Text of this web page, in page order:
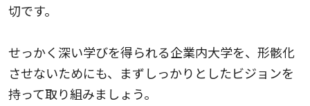
切です。
せっかく深い学びを得られる企業内大学を、形骸化
させないためにも、まずしっかりとしたビジョンを
持って取り組みましょう。